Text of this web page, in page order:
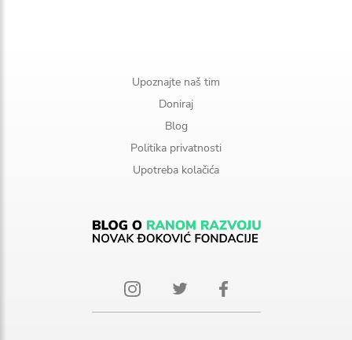
Upoznajte naš tim
Doniraj
Blog
Politika privatnosti
Upotreba kolačića